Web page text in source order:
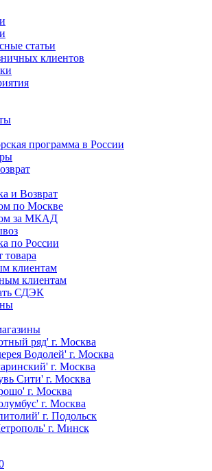
статьи
клиентов
программа в России
и Возврат
по Москве
за МКАД
по России
товара
клиентам
клиентам
СДЭК
ряд' г. Москва
Водолей' г. Москва
г. Москва
Сити' г. Москва
г. Москва
г. Москва
г. Подольск
г. Минск